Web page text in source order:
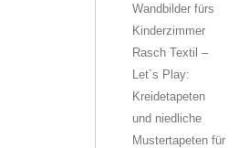
Wandbilder fürs
Kinderzimmer
Rasch Textil –
Let´s Play:
Kreidetapeten
und niedliche
Mustertapeten für